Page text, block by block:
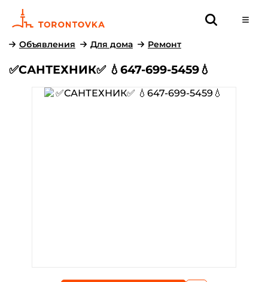
Объявления Для дома Ремонт
✅САНТЕХНИК✅ 💧647-699-5459💧